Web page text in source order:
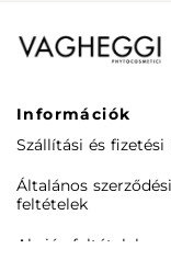
Információk
Szállítási és
Általános szerződési
feltételek
Akciós feltételek